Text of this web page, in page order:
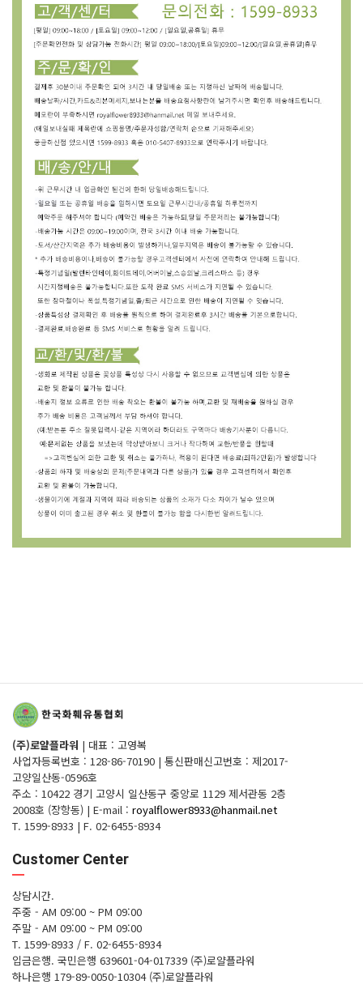
(주)로얄플라워 | 대표 : 고영복
사업자등록번호 : 128-86-70190 | 통신판매신고번호 : 제2017-
고양일산동-0596호
주소 : 10422 경기 고양시 일산동구 중앙로 1129 제서관동 2층
2008호 (장항동) | E-mail : royalflower8933@hanmail.net
T. 1599-8933 | F. 02-6455-8934
Customer Center
상담시간.
주중 - AM 09:00 ~ PM 09:00
주말 - AM 09:00 ~ PM 09:00
T. 1599-8933 / F. 02-6455-8934
입금은행. 국민은행 639601-04-017339 (주)로얄플라워
하나은행 179-89-0050-10304 (주)로얄플라워